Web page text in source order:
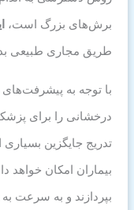
برش‌های بزرگ است،
طریق مجاری طبیعی
با توجه به پیشرفت‌های
درخشانی را برای
تدریج جایگزین
بیماران امکان خواهد
بپردازند و به سرعت